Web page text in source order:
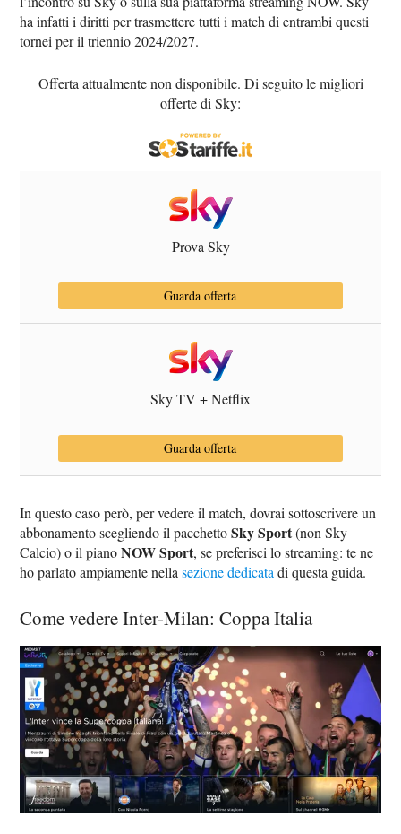
ha infatti i diritti per trasmettere tutti i match di entrambi questi
tornei per il triennio 2024/2027.
Offerta attualmente non disponibile. Di seguito le migliori
offerte di Sky:
Prova Sky
Guarda offerta
Sky TV + Netflix
Guarda offerta
In questo caso però, per vedere il match, dovrai sottoscrivere un
abbonamento scegliendo il pacchettoSky Sport(non Sky
Calcio) o il pianoNOW Sport, se preferisci lo streaming: te ne
ho parlato ampiamente nellasezione dedicata di questa guida.
Come vedere Inter-Milan: Coppa Italia